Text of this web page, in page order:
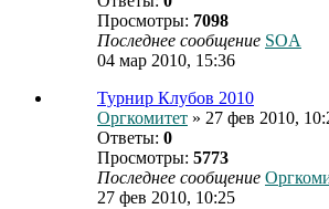
Просмотры: 7098
Последнее сообщение SOA
04 мар 2010, 15:36
Турнир Клубов 2010
Оргкомитет » 27 фев 2010,
Ответы: 0
Просмотры: 5773
Последнее сообщение
27 фев 2010, 10:25